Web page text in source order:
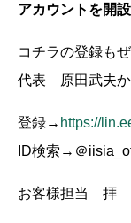
アカウントを開設
コチラの登録も
代表 原田武夫か
登録→ https://
ID検索→＠
お客様担当 拝